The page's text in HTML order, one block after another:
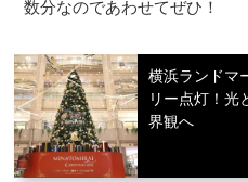
数分なのであわせてぜひ！
横浜ランドマ
リー点灯！光
界観へ